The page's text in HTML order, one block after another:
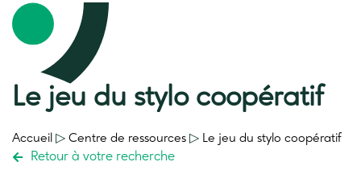
Le jeu du stylo coopératif
Accueil ▷ Centre de ressources ▷ Le jeu du stylo coopératif
Retour à votre recherche